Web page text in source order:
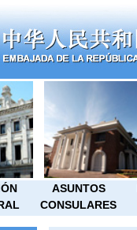
ASUNTOS
CONSULARES